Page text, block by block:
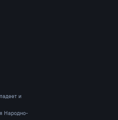
и
Народно-